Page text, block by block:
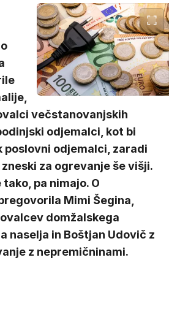
večstanovanjskih
odjemalci, kot bi
poslovni odjemalci, zaradi
za ogrevanje še višji.
pa nimajo. O
Mimi Šegina,
domžalskega
naselja in Boštjan Udovič z
z nepremičninami.